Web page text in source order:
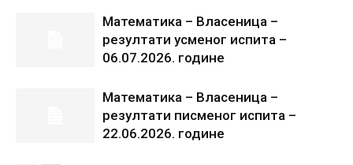
Математика – Власеница –
резултати усменог испита –
06.07.2026. године
Математика – Власеница –
резултати писменог испита –
22.06.2026. године